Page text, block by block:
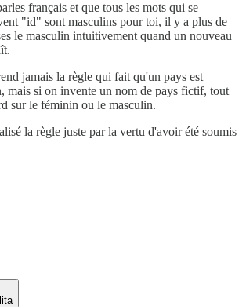
français et que tous les mots qui se
"id" sont masculins pour toi, il y a plus de
le masculin intuitivement quand un nouveau
jamais la règle qui fait qu'un pays est
mais si on invente un nom de pays fictif, tout
sur le féminin ou le masculin.
la règle juste par la vertu d'avoir été soumis